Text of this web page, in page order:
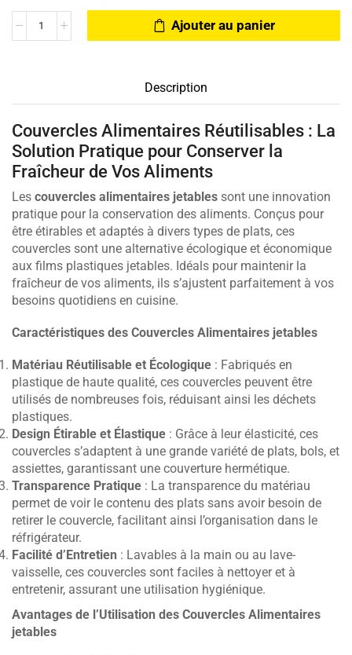
Ajouter au panier
Description
Couvercles Alimentaires Réutilisables : La
Solution Pratique pour Conserver la
Fraîcheur de Vos Aliments
Les couvercles alimentaires jetables sont une innovation
pratique pour la conservation des aliments. Conçus pour
être étirables et adaptés à divers types de plats, ces
couvercles sont une alternative écologique et économique
aux films plastiques jetables. Idéals pour maintenir la
fraîcheur de vos aliments, ils s’ajustent parfaitement à vos
besoins quotidiens en cuisine.
Caractéristiques des Couvercles Alimentaires jetables
Matériau Réutilisable et Écologique : Fabriqués en
plastique de haute qualité, ces couvercles peuvent être
utilisés de nombreuses fois, réduisant ainsi les déchets
plastiques.
Design Étirable et Élastique : Grâce à leur élasticité, ces
couvercles s’adaptent à une grande variété de plats, bols, et
assiettes, garantissant une couverture hermétique.
Transparence Pratique : La transparence du matériau
permet de voir le contenu des plats sans avoir besoin de
retirer le couvercle, facilitant ainsi l’organisation dans le
réfrigérateur.
Facilité d’Entretien : Lavables à la main ou au lave-
vaisselle, ces couvercles sont faciles à nettoyer et à
entretenir, assurant une utilisation hygiénique.
Avantages de l’Utilisation des Couvercles Alimentaires
jetables